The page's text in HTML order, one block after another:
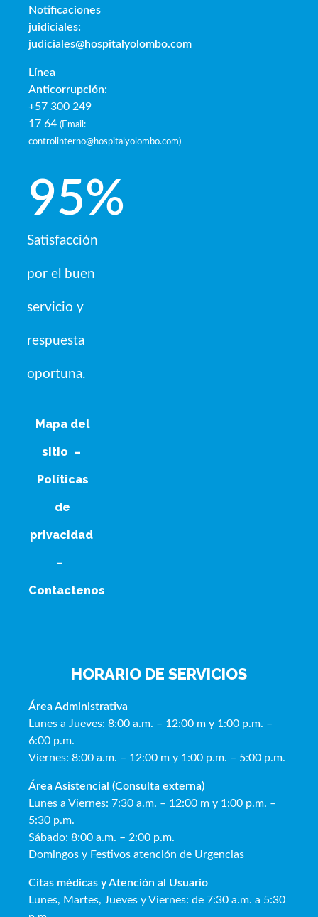
Notificaciones
juidiciales:
judiciales@hospitalyolombo.com
Línea
Anticorrupción:
+57 300 249
17 64 (Email:
controlinterno@hospitalyolombo.com)
Satisfacción
por el buen
servicio y
respuesta
oportuna.
95%
Mapa del
sitio –
Políticas
de
privacidad
–
Contactenos
HORARIO DE SERVICIOS
Área Administrativa
Lunes a Jueves: 8:00 a.m. – 12:00 m y 1:00 p.m. –
6:00 p.m.
Viernes: 8:00 a.m. – 12:00 m y 1:00 p.m. – 5:00 p.m.
Área Asistencial (Consulta externa)
Lunes a Viernes: 7:30 a.m. – 12:00 m y 1:00 p.m. –
5:30 p.m.
Sábado: 8:00 a.m. – 2:00 p.m.
Domingos y Festivos atención de Urgencias
Citas médicas y Atención al Usuario
Lunes, Martes, Jueves y Viernes: de 7:30 a.m. a 5:30